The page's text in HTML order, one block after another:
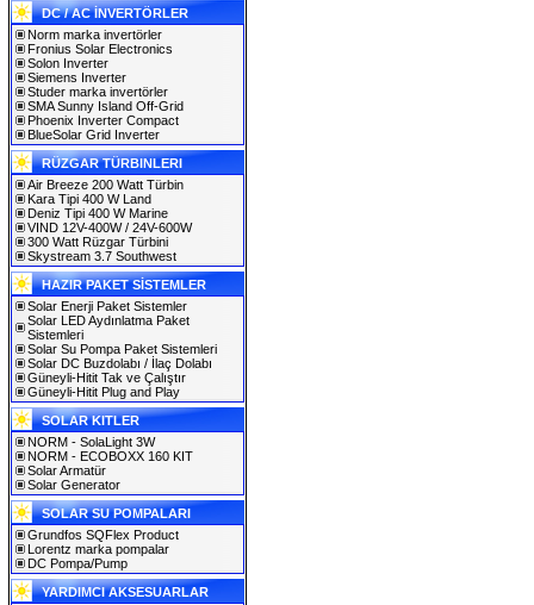
DC / AC İNVERTÖRLER
Norm marka invertörler
Fronius Solar Electronics
Solon Inverter
Siemens Inverter
Studer marka invertörler
SMA Sunny Island Off-Grid
Phoenix Inverter Compact
BlueSolar Grid Inverter
RÜZGAR TÜRBINLERI
Air Breeze 200 Watt Türbin
Kara Tipi 400 W Land
Deniz Tipi 400 W Marine
VIND 12V-400W / 24V-600W
300 Watt Rüzgar Türbini
Skystream 3.7 Southwest
HAZIR PAKET SİSTEMLER
Solar Enerji Paket Sistemler
Solar LED Aydınlatma Paket
Sistemleri
Solar Su Pompa Paket Sistemleri
Solar DC Buzdolabı / İlaç Dolabı
Güneyli-Hitit Tak ve Çalıştır
Güneyli-Hitit Plug and Play
SOLAR KITLER
NORM - SolaLight 3W
NORM - ECOBOXX 160 KIT
Solar Armatür
Solar Generator
SOLAR SU POMPALARI
Grundfos SQFlex Product
Lorentz marka pompalar
DC Pompa/Pump
YARDIMCI AKSESUARLAR